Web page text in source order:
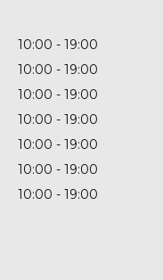
10:00
19:00
10:00
19:00
10:00
19:00
10:00
19:00
10:00
19:00
10:00
19:00
10:00 19:00